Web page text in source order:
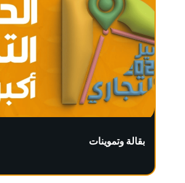
بقالة وتموينات